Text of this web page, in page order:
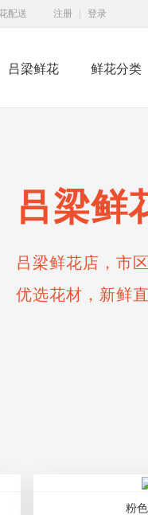
配送 注册 登录
吕梁鲜花 鲜花分类
吕梁鲜
吕梁鲜花店，市
优选花材，新鲜
粉